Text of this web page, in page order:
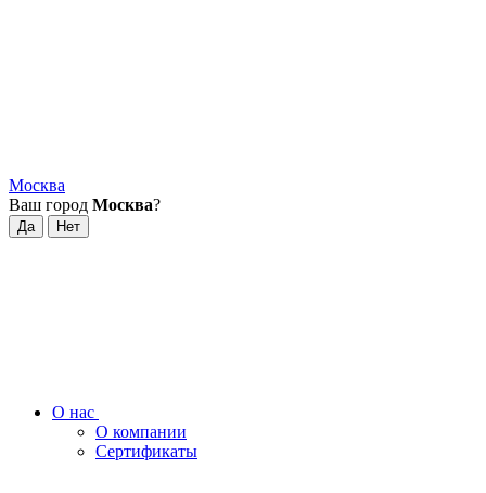
Москва
Ваш город Москва?
О нас
О компании
Сертификаты